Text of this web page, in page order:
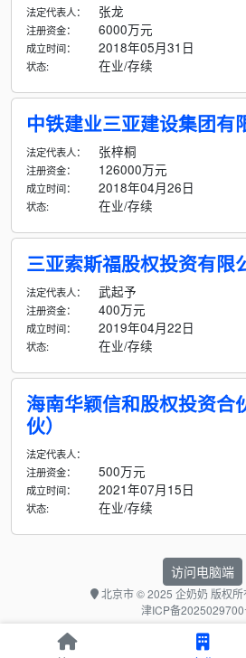
法定代表人： 张龙
注册资金： 6000万元
成立时间： 2018年05月31日
状态: 在业/存续
中铁建业三亚建设集团有
法定代表人： 张梓桐
注册资金： 126000万元
成立时间： 2018年04月26日
状态: 在业/存续
三亚索斯福股权投资有限
法定代表人： 武起予
注册资金： 400万元
成立时间： 2019年04月22日
状态: 在业/存续
海南华颖信和股权投资合
伙）
法定代表人：
注册资金：
500万元
成立时间： 2021年07月15日
状态: 在业/存续
访问电脑端
北京市© 2025 企奶奶 版权所
津ICP备2025029700